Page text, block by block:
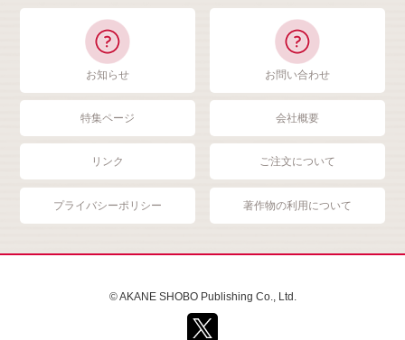
お知らせ お問い合わせ
特集ページ 会社概要
リンク ご注文について
プライバシーポリシー 著作物の利用について
© AKANE SHOBO Publishing Co., Ltd.